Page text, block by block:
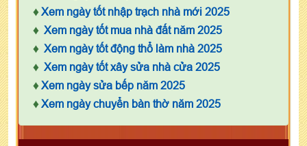
♦ Xem ngày tốt nhập trạch nhà mới 2025
♦ Xem ngày tốt mua nhà đất năm 2025
♦ Xem ngày tốt động thổ làm nhà 2025
♦ Xem ngày tốt xây sửa nhà cửa 2025
♦ Xem ngày sửa bếp năm 2025
♦ Xem ngày chuyển bàn thờ năm 2025